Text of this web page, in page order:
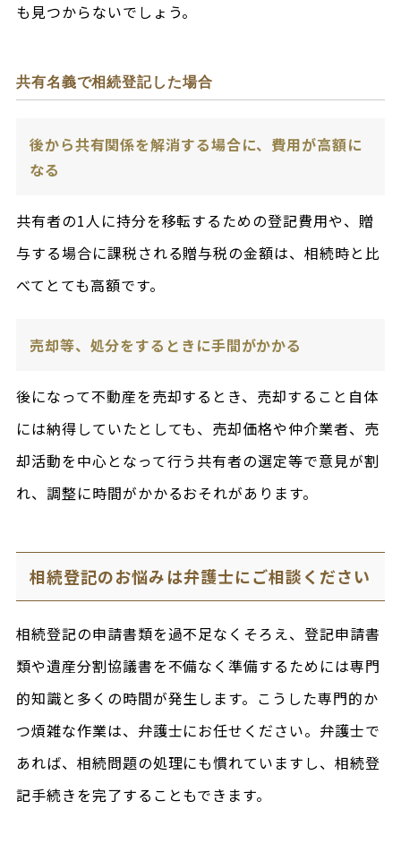
も見つからないでしょう。
共有名義で相続登記した場合
後から共有関係を解消する場合に、費用が高額に
なる
共有者の1人に持分を移転するための登記費用や、贈
与する場合に課税される贈与税の金額は、相続時と比
べてとても高額です。
売却等、処分をするときに手間がかかる
後になって不動産を売却するとき、売却すること自体
には納得していたとしても、売却価格や仲介業者、売
却活動を中心となって行う共有者の選定等で意見が割
れ、調整に時間がかかるおそれがあります。
相続登記のお悩みは弁護士にご相談ください
相続登記の申請書類を過不足なくそろえ、登記申請書
類や遺産分割協議書を不備なく準備するためには専門
的知識と多くの時間が発生します。こうした専門的か
つ煩雑な作業は、弁護士にお任せください。弁護士で
あれば、相続問題の処理にも慣れていますし、相続登
記手続きを完了することもできます。